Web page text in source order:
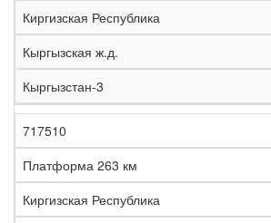
Киргизская Республика
Кыргызская ж.д.
Кыргызстан-3
717510
Платформа 263 км
Киргизская Республика